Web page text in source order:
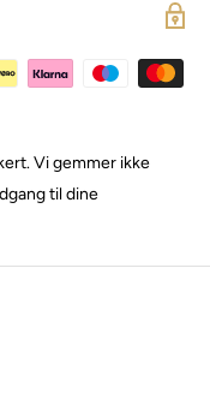
Vi gemmer ikke
til dine